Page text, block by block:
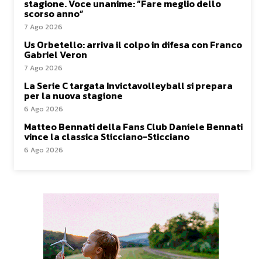
stagione. Voce unanime: ”Fare meglio dello
scorso anno”
7 Ago 2026
Us Orbetello: arriva il colpo in difesa con Franco
Gabriel Veron
7 Ago 2026
La Serie C targata Invictavolleyball si prepara
per la nuova stagione
6 Ago 2026
Matteo Bennati della Fans Club Daniele Bennati
vince la classica Sticciano-Sticciano
6 Ago 2026